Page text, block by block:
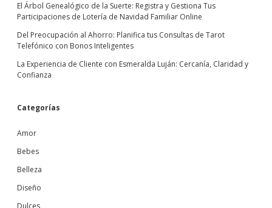
El Árbol Genealógico de la Suerte: Registra y Gestiona Tus
Participaciones de Lotería de Navidad Familiar Online
Del Preocupación al Ahorro: Planifica tus Consultas de Tarot
Telefónico con Bonos Inteligentes
La Experiencia de Cliente con Esmeralda Luján: Cercanía, Claridad y
Confianza
Categorías
Amor
Bebes
Belleza
Diseño
Dulces